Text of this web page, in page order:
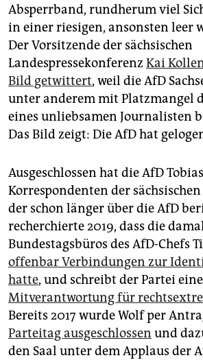
Absperrband, rundherum viel
in einer riesigen, ansonsten leer
Der Vorsitzende der sächsischen
Landespressekonferenz Kai
Bild getwittert, weil die AfD
unter anderem mit Platzmangel
eines unliebsamen Jour­na­lis­ten
Das Bild zeigt: Die AfD hat
Ausgeschlossen hat die AfD
Korrespondenten der sächsischen
der schon länger über die AfD
recherchierte 2019, dass die
Bundestagsbüros des AfD-Chefs
offenbar Verbindungen zur
hatte, und schreibt der Partei eine
Mitverantwortung für
Bereits 2017 wurde Wolf per
Parteitag ausgeschlossen und
den Saal unter dem Applaus der